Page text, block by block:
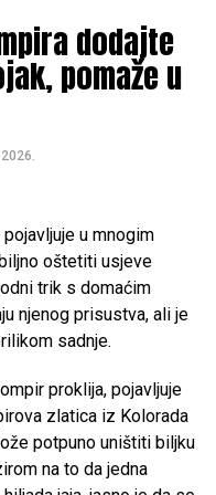
i živopisnoj,
muslimanskog
shvaćenu kulturu,
i “nečistog”.
i živopisnu
kroz pjesmu, ples i
visok status u
Chitral u provinciji
u tri doline:
dodajte
pomaže u
u mnogim
oštetiti usjeve
trik s domaćim
njenog prisustva, ali je
sadnje.
proklija, pojavljuje
zlatica iz Kolorada
potpuno uništiti biljku
na to da jedna